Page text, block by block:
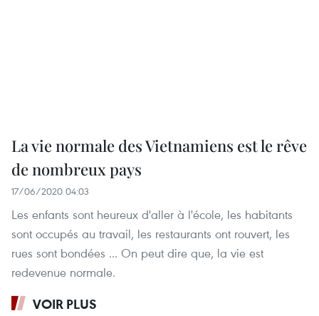
La vie normale des Vietnamiens est le rêve
de nombreux pays
17/06/2020 04:03
Les enfants sont heureux d'aller à l'école, les habitants
sont occupés au travail, les restaurants ont rouvert, les
rues sont bondées ... On peut dire que, la vie est
redevenue normale.
VOIR PLUS